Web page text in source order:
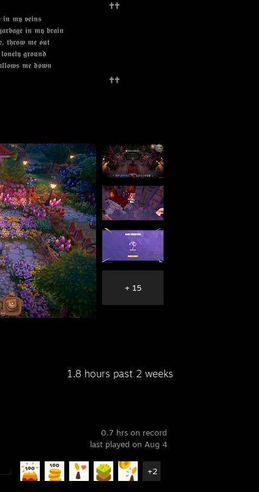
⠀⠀⠀⠀⠀⠀⠀⠀⠀⠀⠀⠀🕇🕇
𝖒𝖞 𝖛𝖊𝖎𝖓𝖘
𝖎𝖓 𝖒𝖞 𝖇𝖗𝖆𝖎𝖓
𝖒𝖊 𝖔𝖚𝖙
𝖌𝖗𝖔𝖚𝖓𝖉
𝖒𝖊 𝖉𝖔𝖜𝖓
⠀⠀⠀⠀⠀⠀⠀⠀⠀⠀⠀⠀🕇🕇
+ 15
1.8 hours past 2 weeks
0.7 hrs on record
last played on Aug 4
+2